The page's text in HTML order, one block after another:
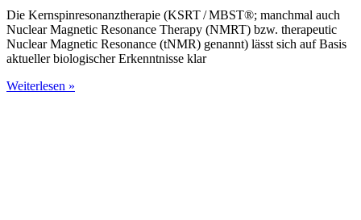
Die Kernspinresonanztherapie (KSRT / MBST®; manchmal auch
Nuclear Magnetic Resonance Therapy (NMRT) bzw. therapeutic
Nuclear Magnetic Resonance (tNMR) genannt) lässt sich auf Basis
aktueller biologischer Erkenntnisse klar
Weiterlesen »